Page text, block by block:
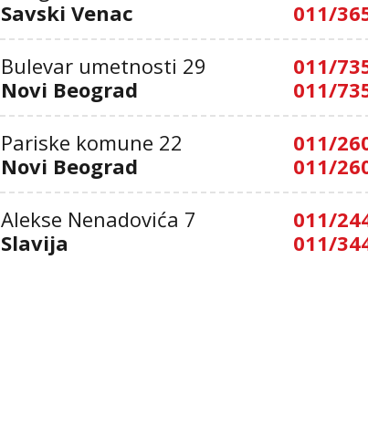
Savski Venac
011/
Bulevar umetnosti 29
Novi Beograd
011/
011/
Pariske komune 22
Novi Beograd
011/
011/
Alekse Nenadovića 7
Slavija
011/
011/